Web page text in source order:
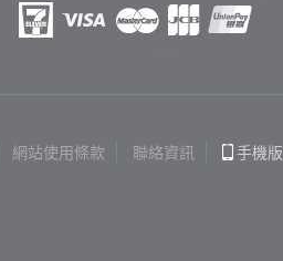
網站使用條款 聯絡資訊 手機版